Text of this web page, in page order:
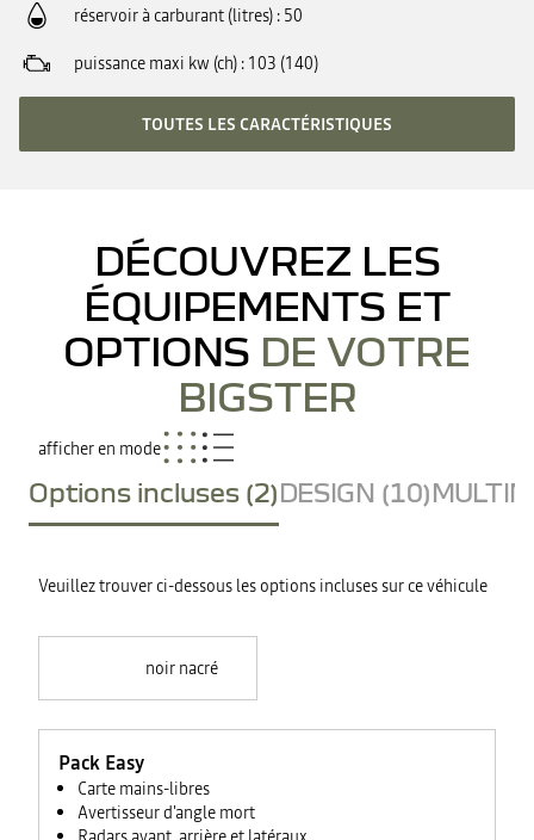
réservoir à carburant (litres) 50
puissance maxi kw (ch) 103 (140)
TOUTES LES CARACTÉRISTIQUES
DÉCOUVREZ LES
ÉQUIPEMENTS ET
OPTIONS DE VOTRE
BIGSTER
afficher en mode
Options incluses (2)DESIGN (10)
Veuillez trouver ci-dessous les options incluses sur ce véhicule
noir nacré
Pack Easy
Carte mains-libres
Avertisseur d'angle mort